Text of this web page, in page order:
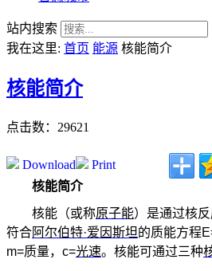
站内搜索
我在这里: 首页 能源 核能简介
核能简介
点击数：29621
Print
Download
核能简介
核能（或称原子能）是通过核反
符合阿尔伯特·爱因斯坦的质能方程
m=质量， c=光速。核能可通过三种